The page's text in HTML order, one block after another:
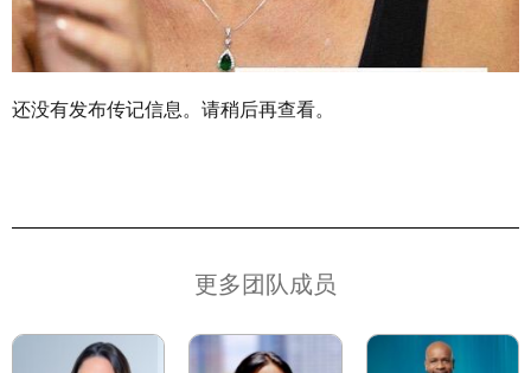
还没有发布传记信息。请稍后再查看。
更多团队成员